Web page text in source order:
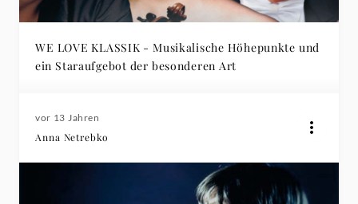
WE LOVE KLASSIK - Musikalische Höhepunkte und
ein Staraufgebot der besonderen Art
vor 13 Jahren
Anna Netrebko